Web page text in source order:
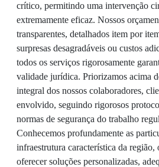
crítico, permitindo uma intervenção
extremamente eficaz. Nossos
transparentes, detalhados item por
surpresas desagradáveis ou custos
todos os serviços rigorosamente
validade jurídica. Priorizamos acima
integral dos nossos colaboradores,
envolvido, seguindo rigorosos
normas de segurança do trabalho
Conhecemos profundamente as
infraestrutura característica da região,
oferecer soluções personalizadas,